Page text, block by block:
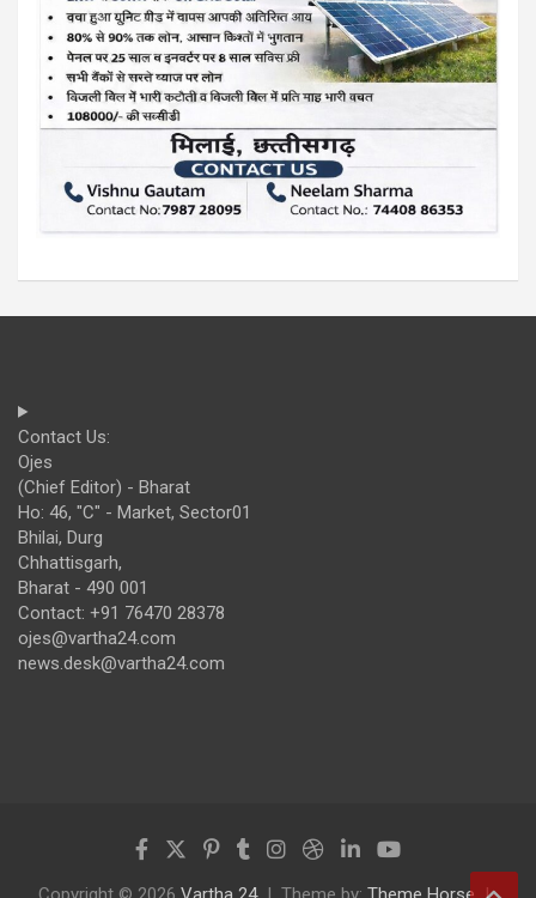
Contact Us:
Ojes
(Chief Editor) - Bharat
Ho: 46, "C" - Market, Sector01
Bhilai, Durg
Chhattisgarh,
Bharat - 490 001
Contact: +91 76470 28378
ojes@vartha24.com
news.desk@vartha24.com